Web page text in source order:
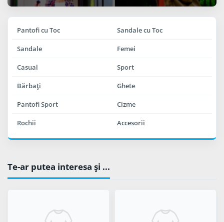
Pantofi cu Toc Sandale cu Toc
Sandale Femei
Casual Sport
Bărbaţi Ghete
Pantofi Sport Cizme
Rochii Accesorii
Te-ar putea interesa şi ...